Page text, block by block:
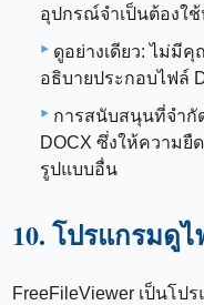
อุปกรณ์จำเป็นต้องใ
ดูอย่างเดียว: ไม่มี
อธิบายประกอบไฟล์
การสนับสนุนที่จำกั
DOCX ซึ่งให้ความยื
รูปแบบอื่น
10. โปรแกรมดู
FreeFileViewer เป็นโป